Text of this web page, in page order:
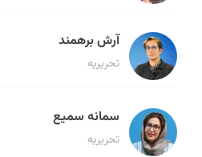
آرش برهمند
تحریریه
سمانه سمیع
تحریریه